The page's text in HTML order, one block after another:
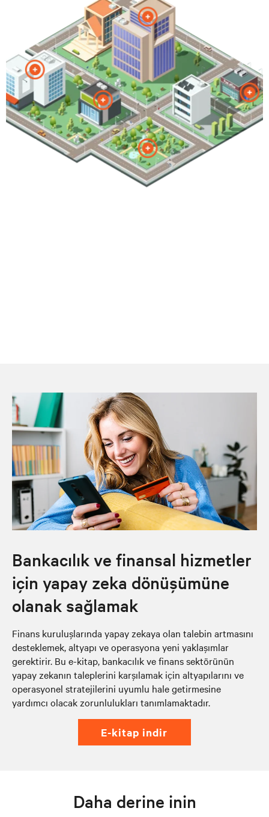
Bankacılık ve finansal hizmetler
için yapay zeka dönüşümüne
olanak sağlamak
Finans kuruluşlarında yapay zekaya olan talebin artmasını
desteklemek, altyapı ve operasyona yeni yaklaşımlar
gerektirir. Bu e-kitap, bankacılık ve finans sektörünün
yapay zekanın taleplerini karşılamak için altyapılarını ve
operasyonel stratejilerini uyumlu hale getirmesine
yardımcı olacak zorunlulukları tanımlamaktadır.
e-kitap indir
Daha derine inin